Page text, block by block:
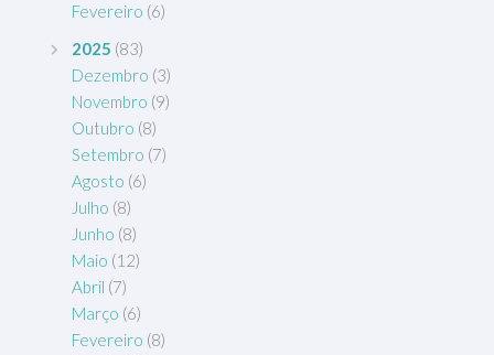
Fevereiro (6)
2025 (83)
Dezembro (3)
Novembro (9)
Outubro (8)
Setembro (7)
Agosto (6)
Julho (8)
Junho (8)
Maio (12)
Abril (7)
Março (6)
Fevereiro (8)